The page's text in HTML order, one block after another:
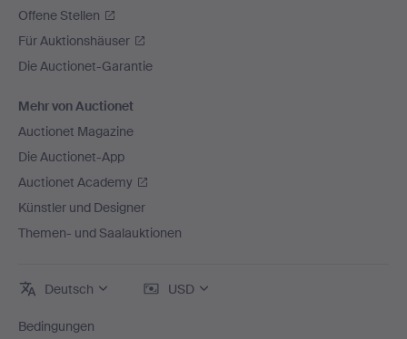
Offene Stellen
Für Auktionshäuser
Die Auctionet-Garantie
Mehr von Auctionet
Auctionet Magazine
Die Auctionet-App
Auctionet Academy
Künstler und Designer
Themen- und Saalauktionen
Deutsch USD
Bedingungen